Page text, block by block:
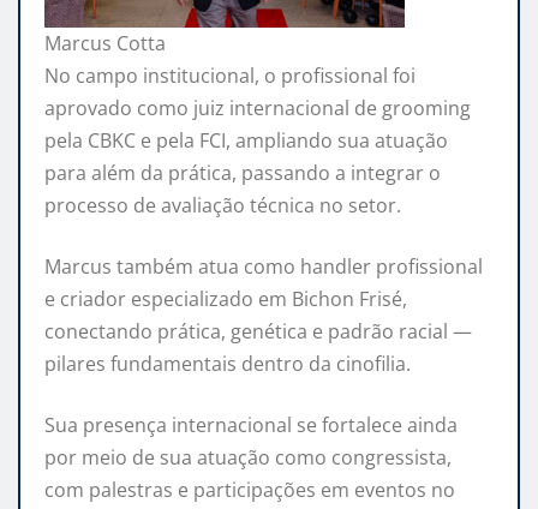
Marcus Cotta
No campo institucional, o profissional foi
aprovado como juiz internacional de grooming
pela CBKC e pela FCI, ampliando sua atuação
para além da prática, passando a integrar o
processo de avaliação técnica no setor.
Marcus também atua como handler profissional
e criador especializado em Bichon Frisé,
conectando prática, genética e padrão racial —
pilares fundamentais dentro da cinofilia.
Sua presença internacional se fortalece ainda
por meio de sua atuação como congressista,
com palestras e participações em eventos no